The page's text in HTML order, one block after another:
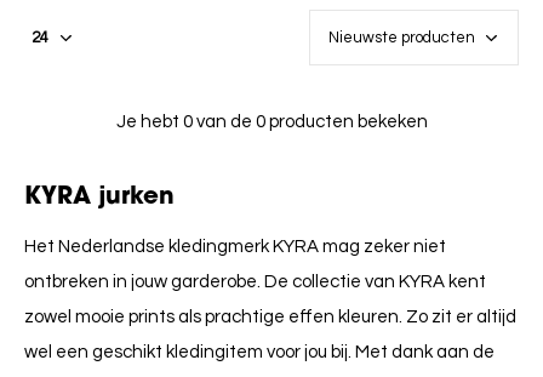
Je hebt 0 van de 0 producten bekeken
KYRA jurken
Het Nederlandse kledingmerk KYRA mag zeker niet
ontbreken in jouw garderobe. De collectie van KYRA kent
zowel mooie prints als prachtige effen kleuren. Zo zit er altijd
wel een geschikt kledingitem voor jou bij. Met dank aan de